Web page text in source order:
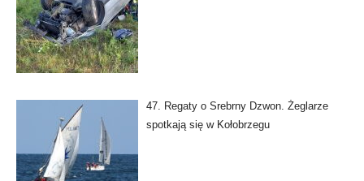
47. Regaty o Srebrny Dzwon. Żeglarze
spotkają się w Kołobrzegu